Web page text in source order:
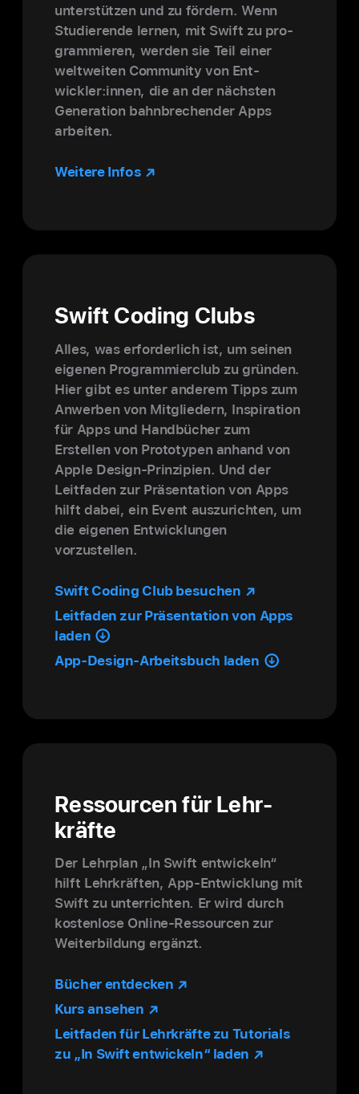
unter­stützen und zu fördern. Wenn
Studie­rende lernen, mit Swift zu pro­
gram­mieren, werden sie Teil einer
welt­weiten Community von Ent­
wickler:innen, die an der nächsten
Gene­ra­tion bahn­brechender Apps
arbeiten.
Weitere Infos
Swift Coding Clubs
Alles, was erfor­der­lich ist, um seinen
eigenen Pro­grammier­club zu gründen.
Hier gibt es unter anderem Tipps zum
Anwerben von Mitgliedern, Inspiration
für Apps und Hand­bücher zum
Erstellen von Proto­typen anhand von
Apple Design-Prinzipien. Und der
Leitfaden zur Präsen­tation von Apps
hilft dabei, ein Event auszu­richten, um
die eigenen Ent­wicklungen
vorzustellen.
Swift Coding Club be­su­chen
Leitfaden zur Präsen­tation von Apps
laden
App-Design-Arbeitsbuch laden
Res­sourcen für Lehr­
kräfte
Der Lehr­plan „In Swift ent­wickeln“
hilft Lehr­kräften, App-Ent­wick­lung mit
Swift zu unter­richten. Er wird durch
kosten­lose Online-Res­sourcen zur
Weiter­bildung ergänzt.
Bücher ent­decken
Kurs an­sehen
Leitfaden für Lehr­kräfte zu Tutorials
zu „In Swift entwickeln“ laden